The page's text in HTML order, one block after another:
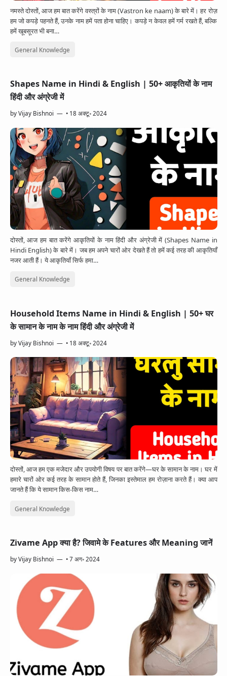
नमस्ते दोस्तों, आज हम बात करेंगे वस्त्रों के नाम (Vastron ke naam) के बारे में। हर रोज़
हम जो कपड़े पहनते हैं, उनके नाम हमें पता होना चाहिए। कपड़े न केवल हमें गर्म रखते हैं, बल्कि
हमें खूबसूरत भी बना…
General Knowledge
Shapes Name in Hindi & English | 50+ आकृतियों के नाम
हिंदी और अंग्रेजी में
byVijay Bishnoi • 18 अक्टू॰ 2024
दोस्तों, आज हम बात करेंगे आकृतियों के नाम हिंदी और अंग्रेजी में (Shapes Name in
Hindi English) के बारे में। जब हम अपने चारों ओर देखते हैं तो हमें कई तरह की आकृतियाँ
नजर आती हैं। ये आकृतियाँ सिर्फ हमा…
General Knowledge
Household Items Name in Hindi & English | 50+ घर
के सामान के नाम के नाम हिंदी और अंग्रेजी में
byVijay Bishnoi • 18 अक्टू॰ 2024
दोस्तों, आज हम एक मजेदार और उपयोगी विषय पर बात करेंगे—घर के सामान के नाम। घर में
हमारे चारों ओर कई तरह के सामान होते हैं, जिनका इस्तेमाल हम रोज़ाना करते हैं। क्या आप
जानते हैं कि ये सामान किस-किस नाम…
General Knowledge
Zivame App क्या है? जिवामे के Features और Meaning जानें
byVijay Bishnoi •7 अग॰ 2024